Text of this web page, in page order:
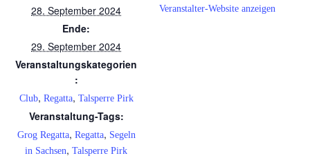
28. September 2024
Ende:
29. September 2024
Veranstaltungskategorien
:
Club, Regatta, Talsperre Pirk
Veranstaltung-Tags:
Grog Regatta, Regatta, Segeln
in Sachsen, Talsperre Pirk
Veranstalter-Website anzeigen